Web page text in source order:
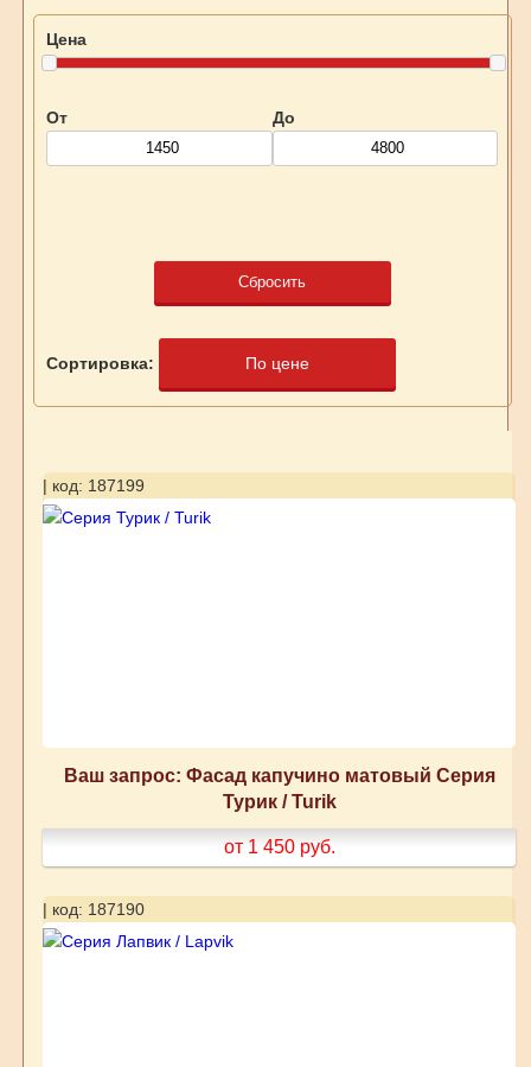
Цена
От До
Сбросить
Сортировка: По цене
| код: 187199
Ваш запрос: Фасад капучино матовый Серия
Турик / Turik
от 1 450 руб.
| код: 187190